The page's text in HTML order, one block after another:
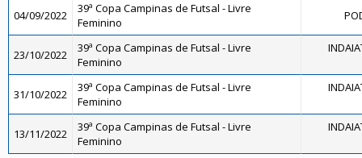
04/09/2022
39ª Copa Campinas de Futsal - Livre
Feminino
23/10/2022
39ª Copa Campinas de Futsal - Livre
Feminino
31/10/2022
39ª Copa Campinas de Futsal - Livre
Feminino
13/11/2022
39ª Copa Campinas de Futsal - Livre
Feminino